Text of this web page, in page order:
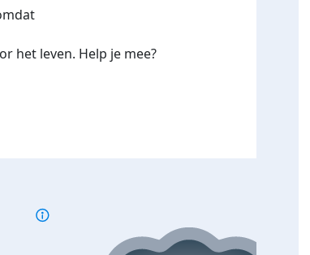
het leven. Help je mee?